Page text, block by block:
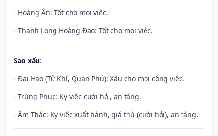
- Hoàng Ân: Tốt cho mọi việc.
- Thanh Long Hoàng Đạo: Tốt cho mọi việc.
Sao xấu:
- Đại Hao (Tử Khí, Quan Phú): Xấu cho mọi công việc.
- Trùng Phục: Kỵ việc cưới hỏi, an táng.
- Âm Thác: Kỵ việc xuất hành, giá thú (cưới hỏi), an táng.